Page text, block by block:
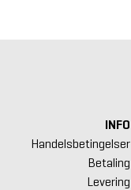
INFO
Handelsbetingelser
Betaling
Levering